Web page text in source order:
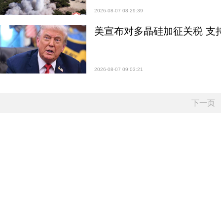
2026-08-07 08:29:39
美宣布对多晶硅加征关税 支
2026-08-07 09:03:21
下一页